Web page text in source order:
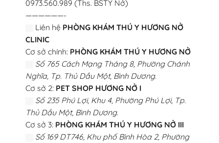
0973.560.989 (Ths. BSTY Nở)
——————-
Liên hệ PHÒNG KHÁM THÚ Y HƯƠNG NỞ
CLINIC
Cơ sở chính: PHÒNG KHÁM THÚ Y HƯƠNG NỞ
Số 765 Cách Mạng Tháng 8, Phường Chánh
Nghĩa, Tp. Thủ Dầu Một, Bình Dương.
Cơ sở 2: PET SHOP HƯƠNG NỞ I
Số 235 Phú Lợi, Khu 4, Phường Phú Lợi, Tp.
Thủ Dầu Một, Bình Dương.
Cơ sở 3: PHÒNG KHÁM THÚ Y HƯƠNG NỞ III
Số 169 DT746, Khu phố Bình Hòa 2, Phường